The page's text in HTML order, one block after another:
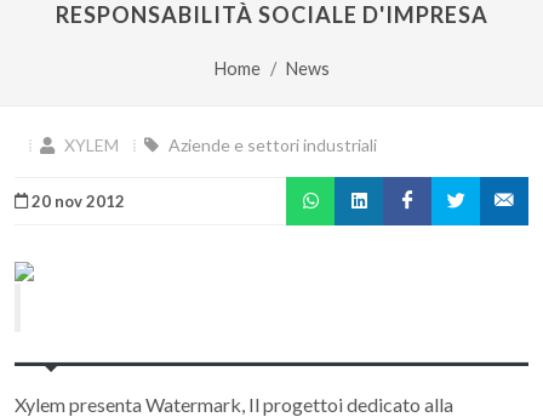
RESPONSABILITÀ SOCIALE D'IMPRESA
Home News
XYLEM Aziende e settori industriali
20 nov 2012
Xylem presenta Watermark, Il progettoi dedicato alla